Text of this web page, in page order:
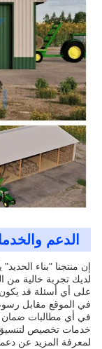
الدعم
إن منتجنا "بناء
لديك تجربة خالية من
على أي أسئلة قد
في الموقع مقابل
في أي مطالبات ضمان
خدمات تخصيص لتنسيق
لمعرفة المزيد عن